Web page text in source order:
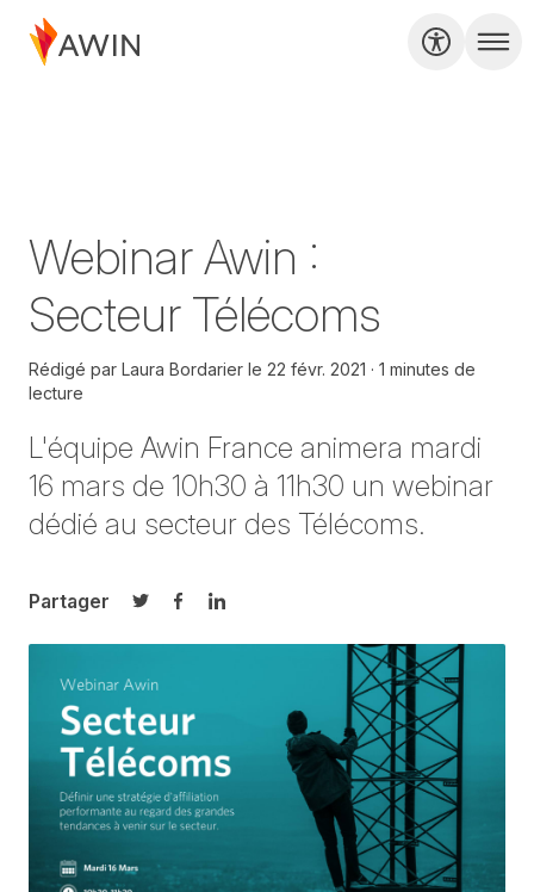
Webinar Awin :
Secteur Télécoms
Rédigé par Laura Bordarier le 22 févr. 2021
1 minutes de
lecture
L'équipe Awin France animera mardi
16 mars de 10h30 à 11h30 un webinar
dédié au secteur des Télécoms.
Partager
Partager sur Twitter
Partager sur Facebook
Partager sur LinkedIn